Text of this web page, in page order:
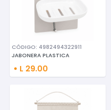
CÓDIGO: 4982494322911
JABONERA PLASTICA
L 29.00